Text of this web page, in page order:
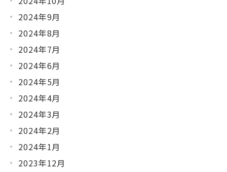
2024年9月
2024年8月
2024年7月
2024年6月
2024年5月
2024年4月
2024年3月
2024年2月
2024年1月
2023年12月